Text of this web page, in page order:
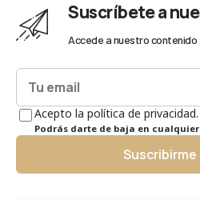
Suscríbete a
Accede a nuestro contenido
Acepto la política de privacidad.
Podrás darte de baja en